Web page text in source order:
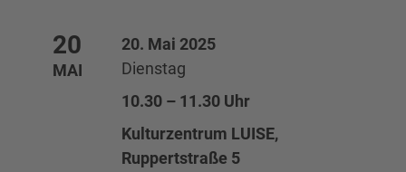
20
MAI
20. Mai 2025
Dienstag
10.30 – 11.30 Uhr
Kulturzentrum LUISE,
Ruppertstraße 5